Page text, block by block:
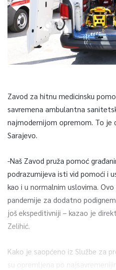
Zavod za hitnu medicinsku
savremena ambulantna
najmodernijom opremom. To je
Sarajevo.
-Naš Zavod pruža pomoć
podrazumijeva isti vid pomoći i
kao i u normalnim uslovima.
pandemije za dodatno
još ekspeditivniji – kazao je
Zelihić.
Kako je saopćeno iz Službe za
su opremljena po